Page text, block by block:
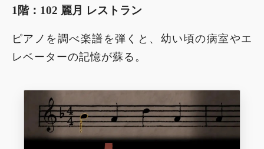
1階：102 麗月 レストラン
ピアノを調べ楽譜を弾くと、幼い頃の病室やエ
レベーターの記憶が蘇る。